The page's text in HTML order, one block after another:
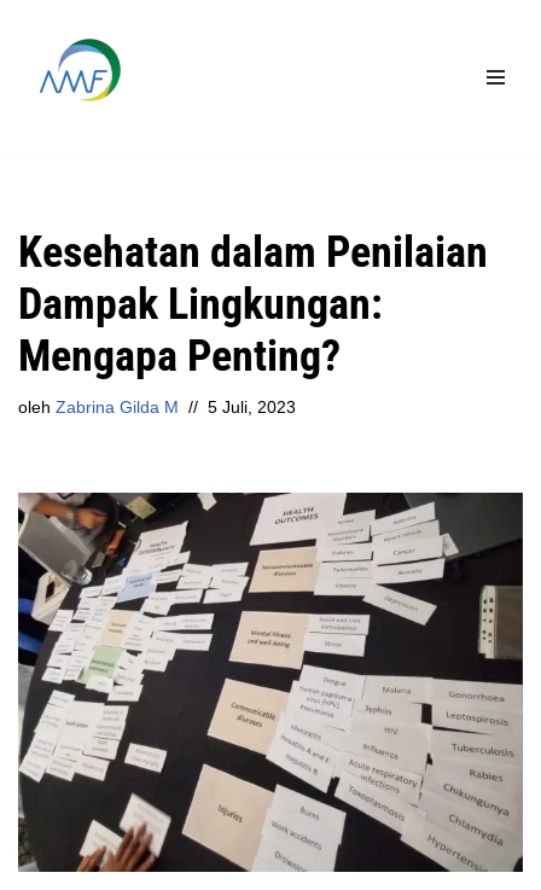
Lompat
Kesehatan dalam Penilaian
Dampak Lingkungan:
Mengapa Penting?
oleh Zabrina Gilda M 5 Juli, 2023